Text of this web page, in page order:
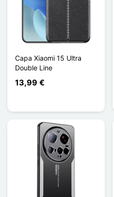
Capa Xiaomi 15 Ultra
Double Line
13,99 €